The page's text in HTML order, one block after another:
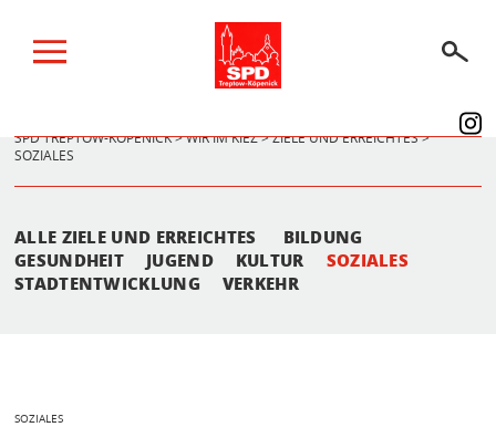
BERLINER WAHLEN 2026
WIR IM PARLAMENT
SPD TREPTOW-KÖPENICK>WIR IM KIEZ>ZIELE UND ERREICHTES>
SOZIALES
ALLE ZIELE UND ERREICHTES
BILDUNG
GESUNDHEIT
JUGEND KULTUR
SOZIALES
STADTENTWICKLUNG
VERKEHR
SOZIALES